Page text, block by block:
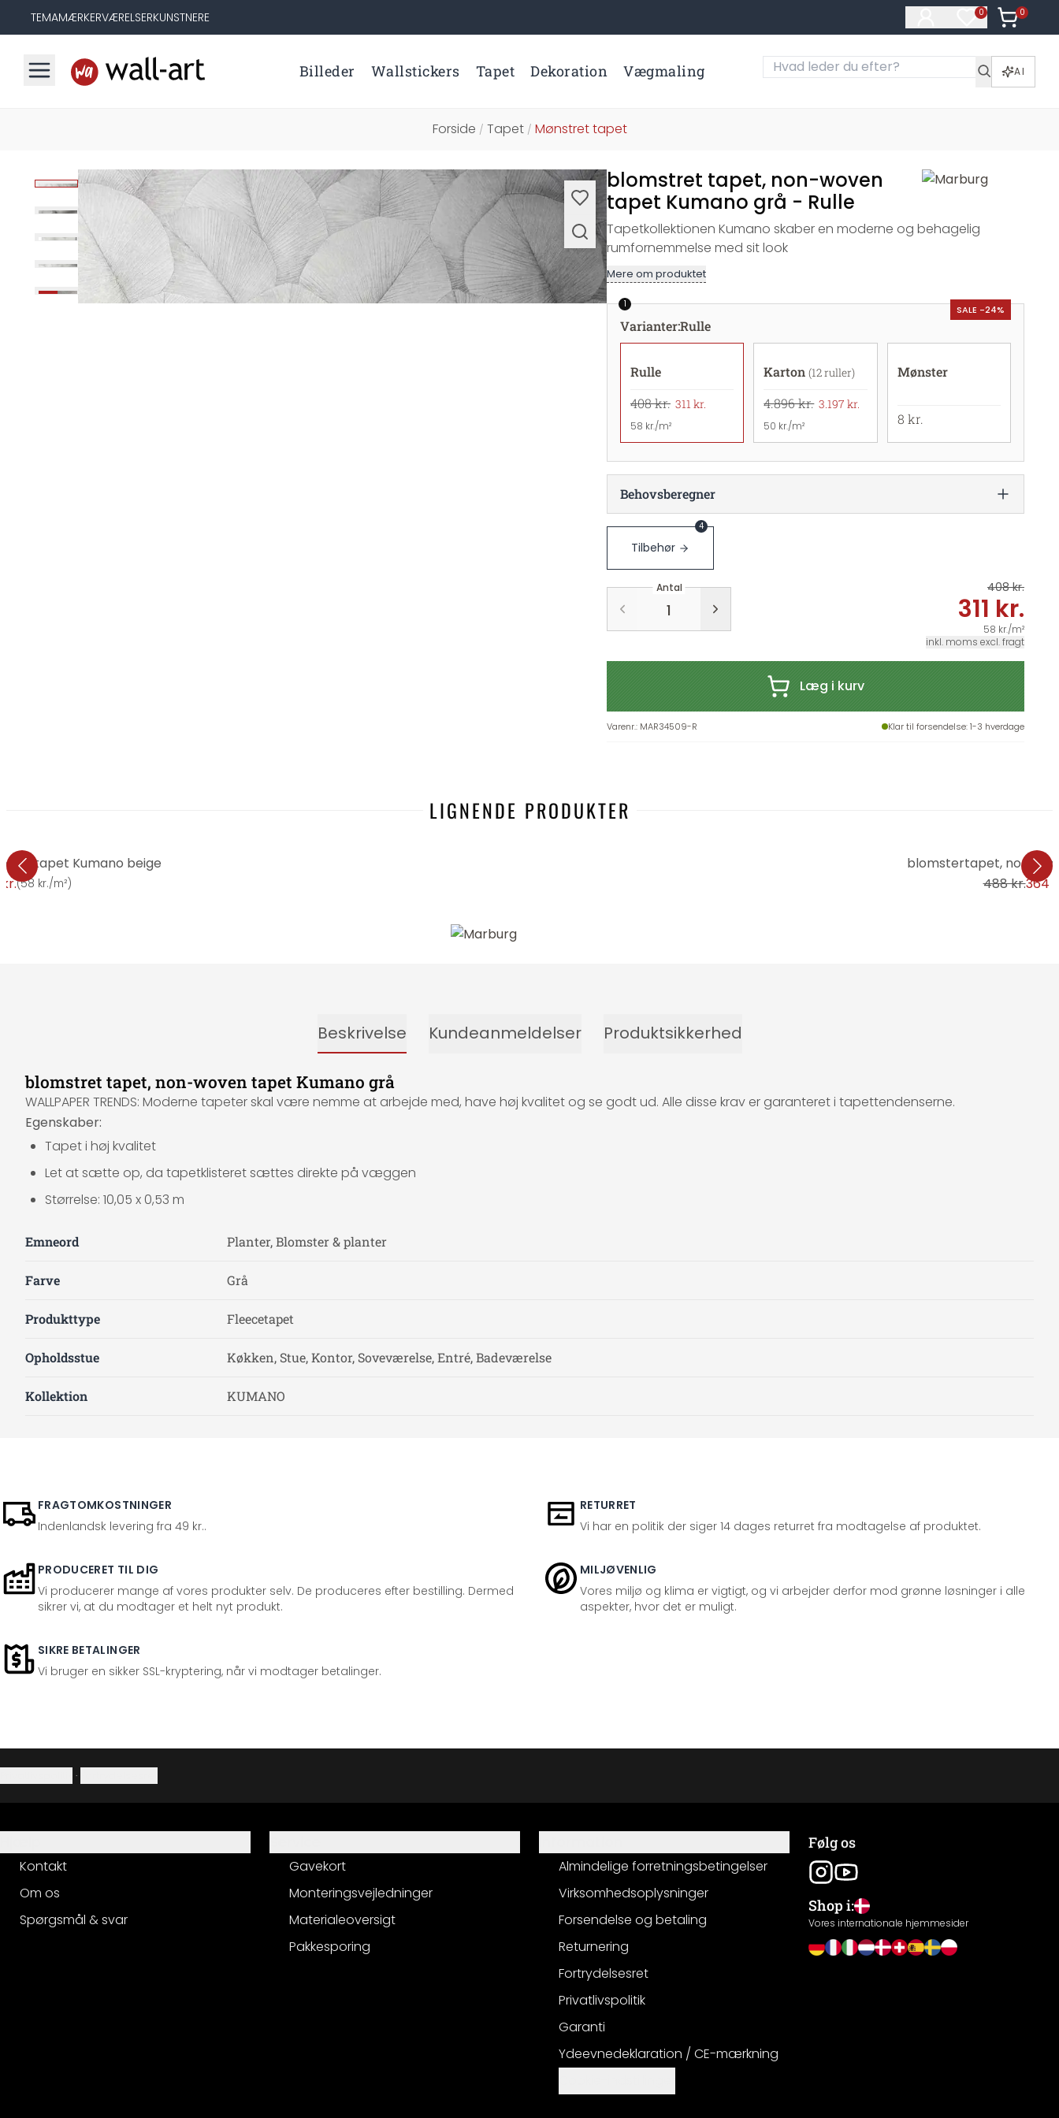
TEMAMÆRKERVÆRELSERKUNSTNERE 0
Varer på
0
Varer i
Billeder Wallstickers Tapet Dekoration Vægmaling AI
Forside / Tapet/ Mønstret tapet
blomstret tapet, non-woven
tapet Kumano grå - Rulle
Tapetkollektionen Kumano skaber en moderne og behagelig
rumfornemmelse med sit look
Mere om produktet
SALE -24%
1
Varianter:Rulle
Rulle
408 kr. 311 kr.
58 kr./m²
Karton (12 ruller)
4.896 kr. 3.197 kr.
50 kr./m²
Mønster
8 kr.
Behovsberegner
Tilbehør
4
Antal 408 kr.
311 kr.
58 kr./m²
inkl. moms excl. fragt
Læg i kurv
Varenr.: MAR34509-R Klar til forsendelse: 1-3 hverdage
LIGNENDE PRODUKTER
tapet Kumano beige
kr.(58 kr./m²)
blomstertapet, non-
488 kr.364
Beskrivelse Kundeanmeldelser Produktsikkerhed
blomstret tapet, non-woven tapet Kumano grå
WALLPAPER TRENDS: Moderne tapeter skal være nemme at arbejde med, have høj kvalitet og se godt ud. Alle disse krav er garanteret i tapettendenserne.
Egenskaber:
Tapet i høj kvalitet
Let at sætte op, da tapetklisteret sættes direkte på væggen
Størrelse: 10,05 x 0,53 m
Emneord Planter, Blomster & planter
Farve Grå
Produkttype Fleecetapet
Opholdsstue Køkken, Stue, Kontor, Soveværelse, Entré, Badeværelse
Kollektion KUMANO
FRAGTOMKOSTNINGER
Indenlandsk levering fra 49 kr..
RETURRET
Vi har en politik der siger 14 dages returret fra modtagelse af produktet.
PRODUCERET TIL DIG
Vi producerer mange af vores produkter selv. De produceres efter bestilling. Dermed
sikrer vi, at du modtager et helt nyt produkt.
MILJØVENLIG
Vores miljø og klima er vigtigt, og vi arbejder derfor mod grønne løsninger i alle
aspekter, hvor det er muligt.
SIKRE BETALINGER
Vi bruger en sikker SSL-kryptering, når vi modtager betalinger.
·
Kontakt
Om os
Spørgsmål & svar
Gavekort
Monteringsvejledninger
Materialeoversigt
Pakkesporing
Almindelige forretningsbetingelser
Virksomhedsoplysninger
Forsendelse og betaling
Returnering
Fortrydelsesret
Privatlivspolitik
Garanti
Ydeevnedeklaration / CE-mærkning
Følg os
Shop i:
Vores internationale hjemmesider